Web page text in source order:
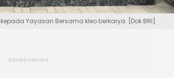
Yayasan Bersama kleo berkarya. [Dok BRI]